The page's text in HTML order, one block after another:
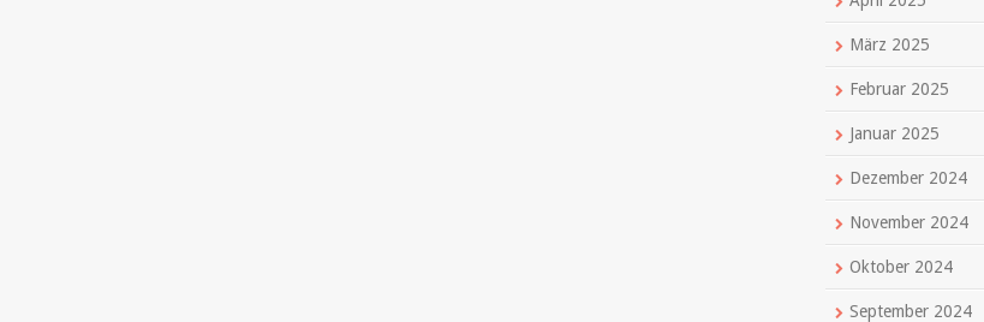
März 2025
Februar 2025
Januar 2025
Dezember 2024
November 2024
Oktober 2024
September 2024